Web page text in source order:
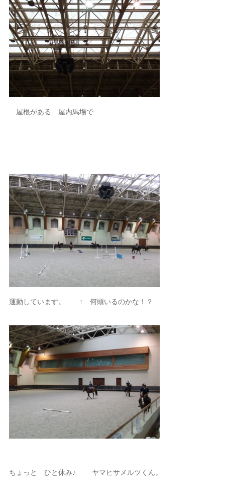
屋根がある 屋内馬場で
運動しています。 ↑ 何頭いるのかな！？
ちょっと ひと休み♪ ヤマヒサメルツくん。